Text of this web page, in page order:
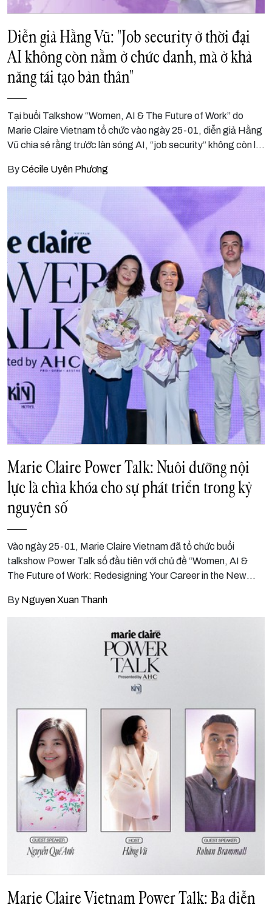
Diễn giả Hằng Vũ: "Job security ở thời đại
AI không còn nằm ở chức danh, mà ở khả
năng tái tạo bản thân"
Tại buổi Talkshow “Women, AI & The Future of Work” do
Marie Claire Vietnam tổ chức vào ngày 25-01, diễn giả Hằng
Vũ chia sẻ rằng trước làn sóng AI, “job security” không còn là
nghiệp, đặc biệt với phụ nữ.
ByCécile Uyên Phương
Marie Claire Power Talk: Nuôi dưỡng nội
lực là chìa khóa cho sự phát triển trong kỷ
nguyên số
Vào ngày 25-01, Marie Claire Vietnam đã tổ chức buổi
talkshow Power Talk số đầu tiên với chủ đề “Women, AI &
The Future of Work: Redesigning Your Career in the New
By Nguyen Xuan Thanh
Marie Claire Vietnam Power Talk: Ba diễn